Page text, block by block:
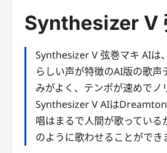
Synthesizer V
Synthesizer V 弦巻マキ AIは
らしい声が特徴のAI版の歌
みがよく、テンポが速めでノ
Synthesizer V AIは
唱はまるで人間が歌ってい
のように歌わせることができ